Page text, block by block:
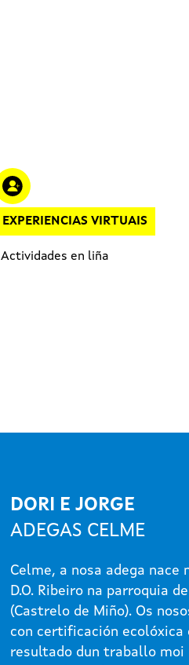
EXPERIENCIAS VIRTUAIS
Actividades en liña
DORI E JORGE
ADEGAS CELME
Celme, a nosa adega nace
D.O. Ribeiro na parroquia
(Castrelo de Miño). Os
con certificación ecolóxica
resultado dun traballo moi